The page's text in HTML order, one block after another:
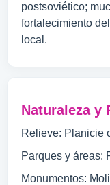
postsoviético;
fortalecimiento
local.
Naturaleza y
Relieve: Planicie
Parques y áreas:
Monumentos: